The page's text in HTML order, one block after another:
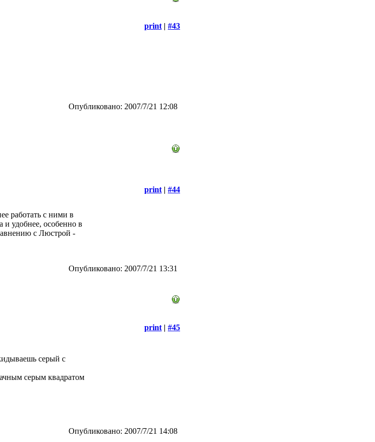
print | #43
Опубликовано: 2007/7/21 12:08
print | #44
работать с ними в
и удобнее, особенно в
с Люстрой -
Опубликовано: 2007/7/21 13:31
print | #45
серый с
серым квадратом
Опубликовано: 2007/7/21 14:08